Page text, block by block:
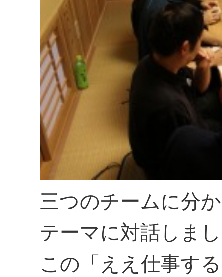
三つのチームに分
テーマに対話しま
この「ええ仕事す